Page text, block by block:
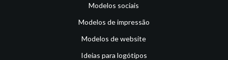
Modelos sociais
Modelos de impressão
Modelos de website
Ideias para logótipos